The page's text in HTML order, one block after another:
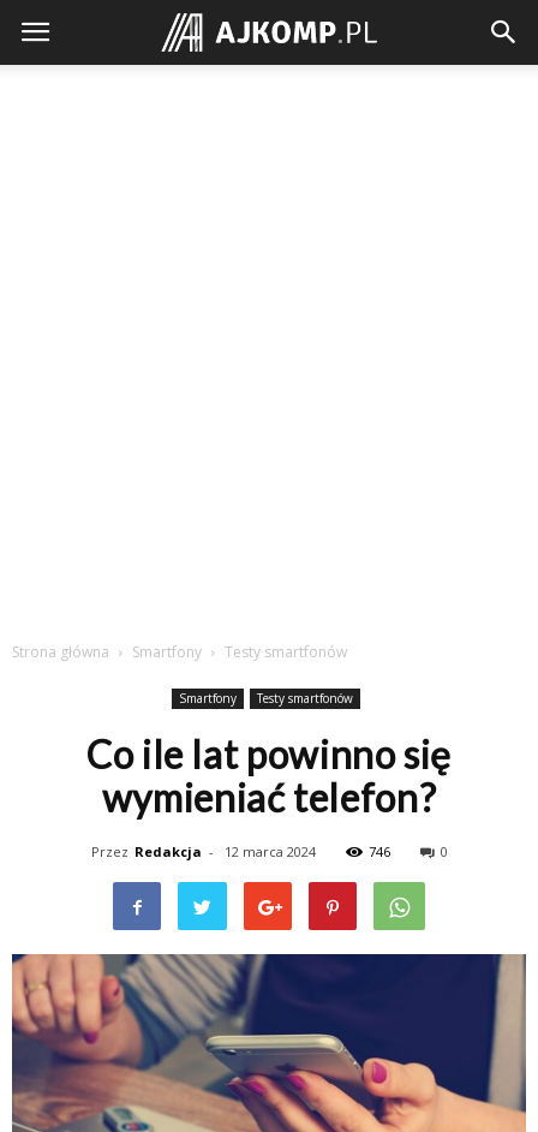
Ajkomp.pl
Strona główna Smartfony Testy smartfonów
Smartfony Testy smartfonów
Co ile lat powinno się
wymieniać telefon?
Przez Redakcja - 12 marca 2024 746 0